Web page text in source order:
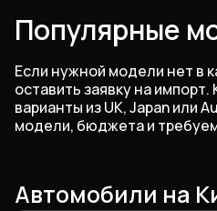
Популярные
Если нужной модели нет в
оставить заявку на
варианты из UK, Japan или
модели, бюджета и
Автомобили на